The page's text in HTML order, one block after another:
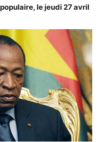
le jeudi 27 avril